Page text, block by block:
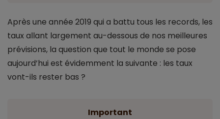
Après une année 2019 qui a battu tous les records, les
taux allant largement au-dessous de nos meilleures
prévisions, la question que tout le monde se pose
aujourd’hui est évidemment la suivante : les taux
vont-ils rester bas ?
Important